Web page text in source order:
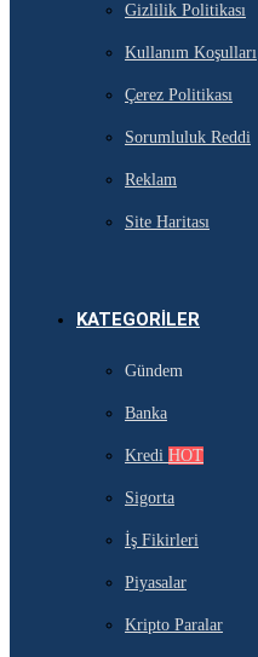
Gizlilik Politikası
Kullanım Koşulları
Çerez Politikası
Sorumluluk Reddi
Reklam
Site Haritası
KATEGORILER
Gündem
Banka
Kredi HOT
Sigorta
İş Fikirleri
Piyasalar
Kripto Paralar